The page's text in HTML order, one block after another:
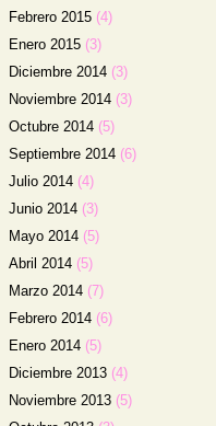
Febrero 2015 (4)
Enero 2015 (3)
Diciembre 2014 (3)
Noviembre 2014 (3)
Octubre 2014 (5)
Septiembre 2014 (6)
Julio 2014 (4)
Junio 2014 (3)
Mayo 2014 (5)
Abril 2014 (5)
Marzo 2014 (7)
Febrero 2014 (6)
Enero 2014 (5)
Diciembre 2013 (4)
Noviembre 2013 (5)